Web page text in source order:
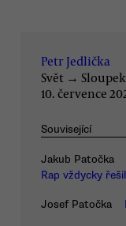
Petr Jedlička
Svět → Sloupek
10. července
Související
Jakub Patočka
Rap vždycky
Josef Patočka